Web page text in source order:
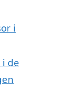
i
i de